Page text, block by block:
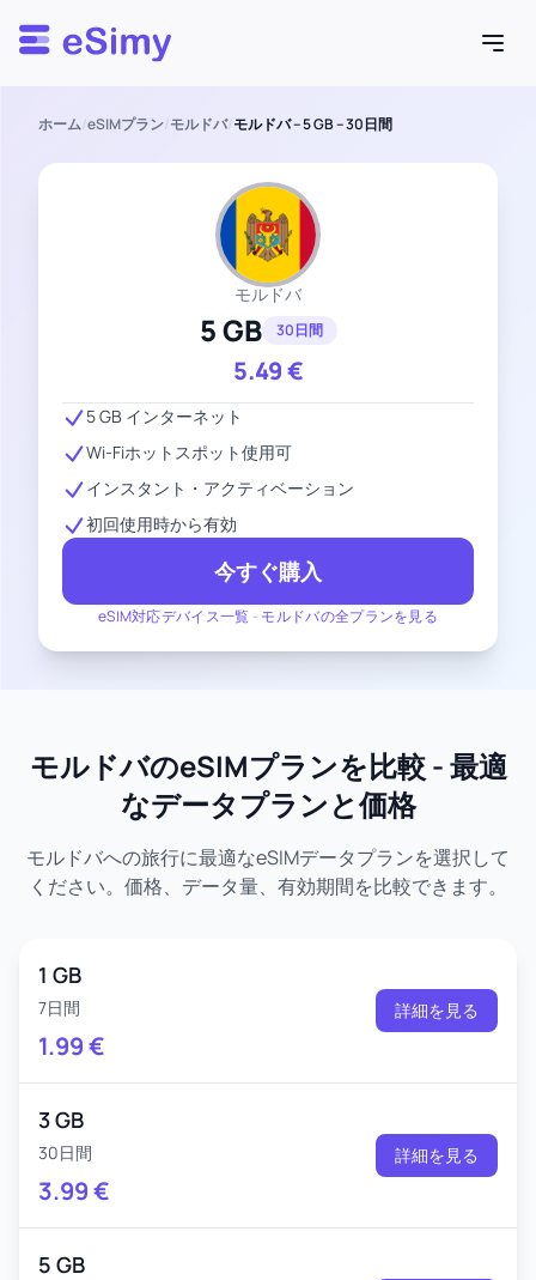
Esimy
ホーム/eSIMプラン/モルドバ/モルドバ – 5 GB – 30日間
モルドバ
5 GB 30日間
5.49€
eSIM対応デバイス一覧 - モルドバの全プランを見る
5 GB インターネット
Wi-Fiホットスポット使用可
インスタント・アクティベーション
初回使用時から有効
今すぐ購入
モルドバのeSIMプランを比較 - 最適
なデータプランと価格
モルドバへの旅行に最適なeSIMデータプランを選択して
ください。価格、データ量、有効期間を比較できます。
1 GB
7日間
1.99€
詳細を見る
3 GB
30日間
3.99€
詳細を見る
5 GB